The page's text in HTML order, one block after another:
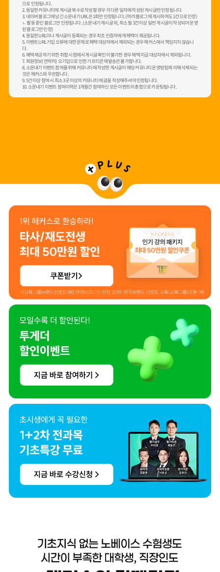
으로 인정됩니다.
2. 동일한 커뮤니티에 게시글 복수로 작성할 경우 각 다른 일자에 작성된 게시글만 인정됩니다.
3. 네이버 블로그에 남긴 소문내기 URL은 1회만 인정됩니다. (여러 블로그에 게시하여도 1건으로 인정)
ㄴ 활동 중인 블로그만 인정됩니다. (소문내기 게시글 외, 최소 월 3건 이상 일반 게시글이 작성되어 운영
된 블로그만 인정)
4. 동일한 URL이나 게시글이 등록되는 경우 최초 인증자에게 헤택이 제공됩니다.
5. 이벤트 URL 기입 오류에 대한 문제로 헤택 대상자에서 제외되는 경우 해커스에서 책임지지 않습니
다.
6. 혜택 제공하기 위한 취합 시점에서 게시글 확인이 불가한 경우 헤택 지급 대상자에서 제외됩니다.
7. 회원정보(연락처) 오기입으로 인한 기프티콘 재발송은 불가합니다.
8. 소문내기 이벤트 참여를 위해 커뮤니티에 작성한 게시글이 해당 커뮤니티 운영방침에 의해 삭제되는
것은 해커스와 무관합니다.
9. 5건 이상 참여 시 최소 3곳 이상의 커뮤니티에 글을 작성해주셔야 인정됩니다.
10. 소문내기 이벤트 참여이력은 1개월간 참여하신 모든 이벤트의 총합으로 카운팅됩니다.